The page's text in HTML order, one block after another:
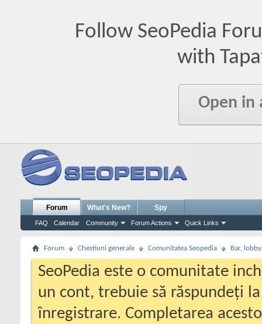
Follow SeoPedia
with
Open in
Forum
FAQ Calendar Community Forum Actions Quick Links
What's New? Spy
Forum Chestiuni generale Comunitatea Seopedia Bar,
SeoPedia este o comunitate
un cont, trebuie să răspundeți
înregistrare. Completarea